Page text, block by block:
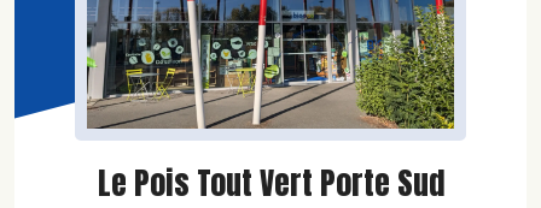
Le Pois Tout Vert Porte Sud